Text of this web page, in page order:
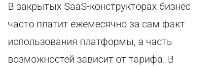
В закрытых SaaS-конструкторах бизнес
часто платит ежемесячно за сам факт
использования платформы, а часть
возможностей зависит от тарифа. В